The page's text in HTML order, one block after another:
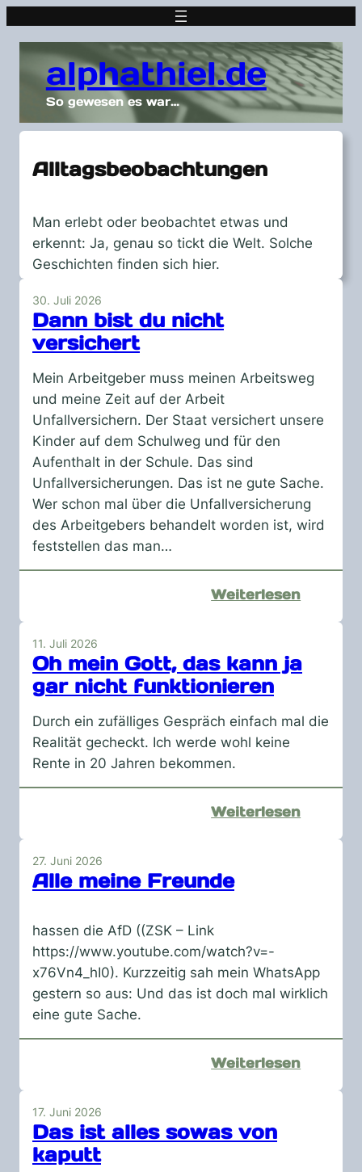
alphathiel.de
So gewesen es war…
Alltagsbeobachtungen
Man erlebt oder beobachtet etwas und
erkennt: Ja, genau so tickt die Welt. Solche
Geschichten finden sich hier.
30. Juli 2026
Dann bist du nicht
versichert
Mein Arbeitgeber muss meinen Arbeitsweg
und meine Zeit auf der Arbeit
Unfallversichern. Der Staat versichert unsere
Kinder auf dem Schulweg und für den
Aufenthalt in der Schule. Das sind
Unfallversicherungen. Das ist ne gute Sache.
Wer schon mal über die Unfallversicherung
des Arbeitgebers behandelt worden ist, wird
feststellen das man…
Weiterlesen:
du
nicht
11. Juli 2026
Oh mein Gott, das kann ja
gar nicht funktionieren
Durch ein zufälliges Gespräch einfach mal die
Realität gecheckt. Ich werde wohl keine
Rente in 20 Jahren bekommen.
Weiterlesen:
nicht
27. Juni 2026
Alle meine Freunde
hassen die AfD ((ZSK – Link
https://www.youtube.com/watch?v=-
x76Vn4_hI0). Kurzzeitig sah mein WhatsApp
gestern so aus: Und das ist doch mal wirklich
eine gute Sache.
Weiterlesen:
17. Juni 2026
Das ist alles sowas von
kaputt